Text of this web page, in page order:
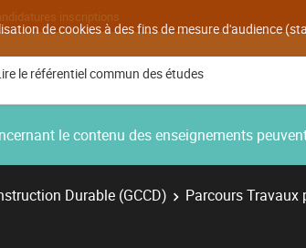
de cookies à des fins de mesure d'audience
inscriptions
le référentiel commun des études
le contenu des enseignements
Durable (GCCD)
Parcours Travaux